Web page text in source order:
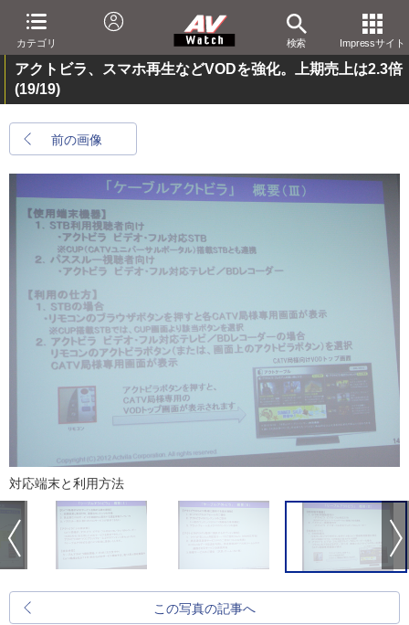
カテゴリ 検索 Impressサイト
アクトビラ、スマホ再生などVODを強化。上期売上は2.3倍
(19/19)
前の画像
対応端末と利用方法
この写真の記事へ